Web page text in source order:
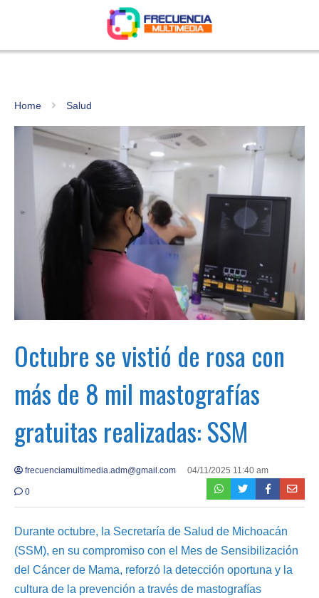
Home Salud
Octubre se vistió de rosa con
más de 8 mil mastografías
gratuitas realizadas: SSM
frecuenciamultimedia.adm@gmail.com 04/11/2025 11:40 am
0
Durante octubre, la Secretaría de Salud de Michoacán
(SSM), en su compromiso con el Mes de Sensibilización
del Cáncer de Mama, reforzó la detección oportuna y la
cultura de la prevención a través de mastografías